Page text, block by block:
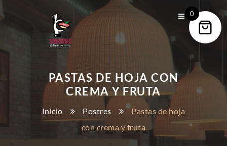
PASTAS DE HOJA CON
CREMA Y FRUTA
Inicio Postres
Pastas de hoja
con crema y fruta
0